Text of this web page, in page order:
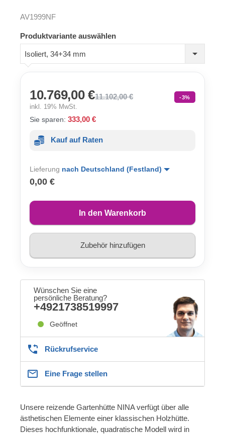
AV1999NF
Produktvariante auswählen
Isoliert, 34+34 mm
10.769,00 €11.102,00 € -3%
inkl. 19% MwSt.
Sie sparen: 333,00 €
Kauf auf Raten
Lieferung nach Deutschland (Festland)
0,00 €
In den Warenkorb
Zubehör hinzufügen
Wünschen Sie eine
persönliche Beratung?
+4921738519997
Geöffnet
Rückrufservice
Eine Frage stellen
Unsere reizende Gartenhütte NINA verfügt über alle
ästhetischen Elemente einer klassischen Holzhütte.
Dieses hochfunktionale, quadratische Modell wird in